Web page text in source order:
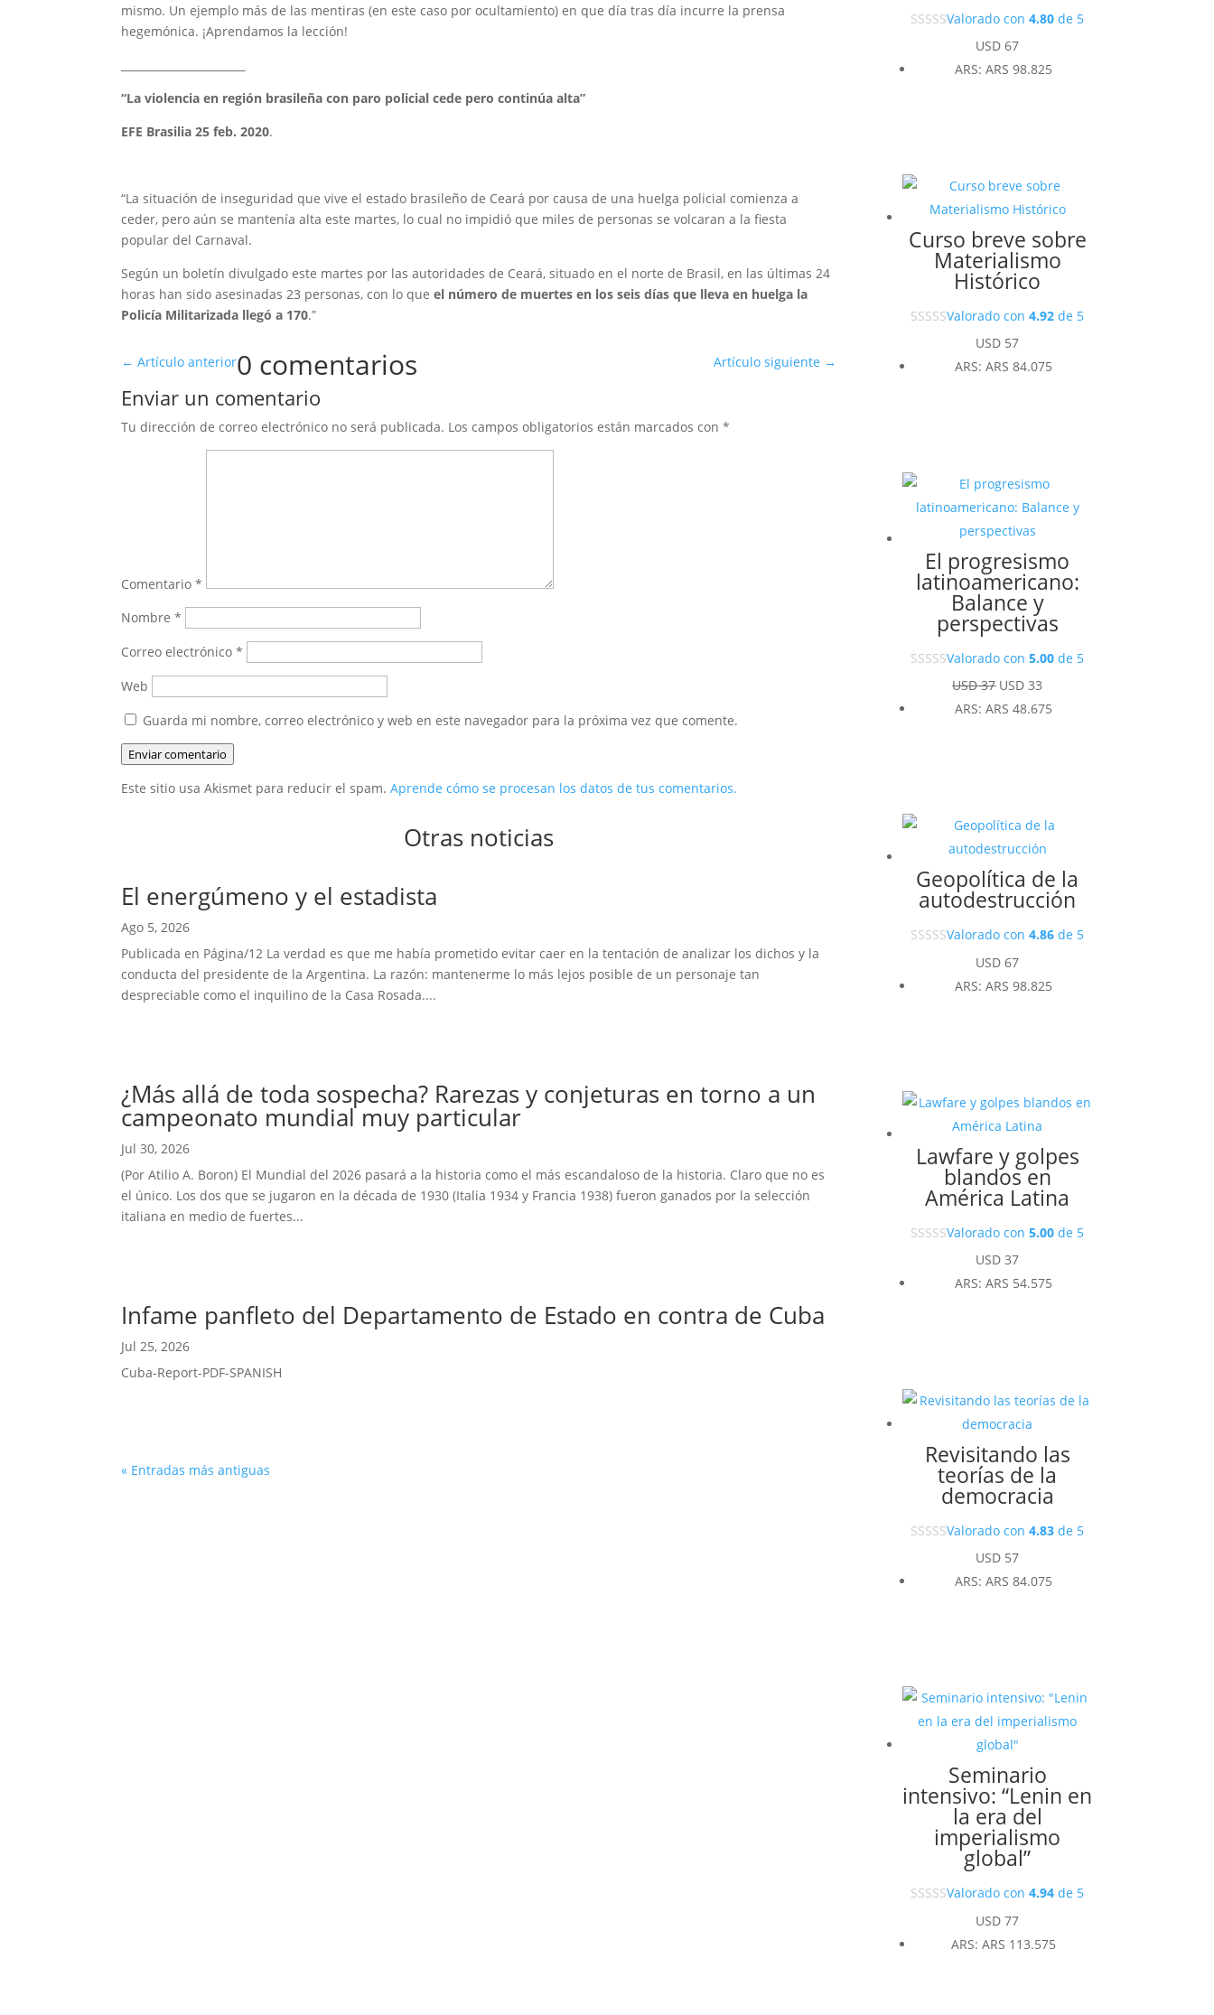
mismo. Un ejemplo más de las mentiras (en este caso por ocultamiento) en que día tras día incurre la prensa
hegemónica. ¡Aprendamos la lección!
“La violencia en región brasileña con paro policial cede pero continúa alta”
EFE Brasilia 25 feb. 2020.
“La situación de inseguridad que vive el estado brasileño de Ceará por causa de una huelga policial comienza a
ceder, pero aún se mantenía alta este martes, lo cual no impidió que miles de personas se volcaran a la fiesta
popular del Carnaval.
Según un boletín divulgado este martes por las autoridades de Ceará, situado en el norte de Brasil, en las últimas 24
horas han sido asesinadas 23 personas, con lo queel número de muertes en los seis días que lleva en huelga la
Policía Militarizada llegó a 170.”
←Artículo anterior Artículo siguiente →
0 comentarios
Enviar un comentario
Tu dirección de correo electrónico no será publicada. Los campos obligatorios están marcados con*
Comentario*
Nombre*
Correo electrónico*
Web
Guarda mi nombre, correo electrónico y web en este navegador para la próxima vez que comente.
Enviar comentario
Este sitio usa Akismet para reducir el spam.Aprende cómo se procesan los datos de tus comentarios.
Otras noticias
El energúmeno y el estadista
Ago 5, 2026
Publicada en Página/12 La verdad es que me había prometido evitar caer en la tentación de analizar los dichos y la
conducta del presidente de la Argentina. La razón: mantenerme lo más lejos posible de un personaje tan
despreciable como el inquilino de la Casa Rosada....
¿Más allá de toda sospecha? Rarezas y conjeturas en torno a un
campeonato mundial muy particular
Jul 30, 2026
(Por Atilio A. Boron) El Mundial del 2026 pasará a la historia como el más escandaloso de la historia. Claro que no es
el único. Los dos que se jugaron en la década de 1930 (Italia 1934 y Francia 1938) fueron ganados por la selección
italiana en medio de fuertes...
Infame panfleto del Departamento de Estado en contra de Cuba
Jul 25, 2026
Cuba-Report-PDF-SPANISH
« Entradas más antiguas
Valorado con4.80 de 5
USD 67
ARS:ARS 98.825
Curso breve sobre
Materialismo
Histórico
Valorado con4.92 de 5
USD 57
ARS:ARS 84.075
El progresismo
latinoamericano:
Balance y
perspectivas
Valorado con5.00 de 5
USD37 El
precio
USD 33
precio
ARS:ARS 48.675
Geopolítica de la
autodestrucción
Valorado con4.86 de 5
USD 67
ARS:ARS 98.825
Lawfare y golpes
blandos en
América Latina
Valorado con5.00 de 5
USD 37
ARS:ARS 54.575
Revisitando las
teorías de la
democracia
Valorado con4.83 de 5
USD 57
ARS:ARS 84.075
Seminario
intensivo: “Lenin en
la era del
imperialismo
global”
Valorado con4.94 de 5
USD 77
ARS:ARS 113.575